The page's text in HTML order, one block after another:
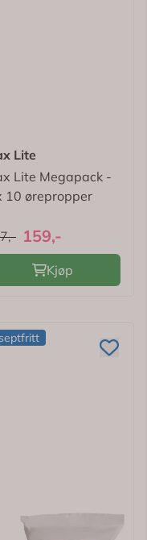
Lite
Lite Megapack -
10 ørepropper
159,-
Kjøp